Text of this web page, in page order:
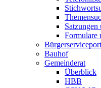
Satzungen
Formulare
Bauhof
Gemeinderat
Überblick
HBB